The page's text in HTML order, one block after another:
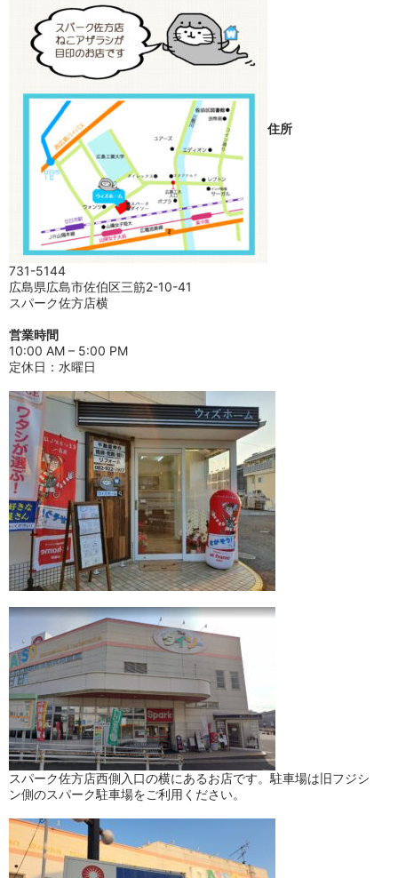
住所
731-5144
広島県広島市佐伯区三筋2-10-41
スパーク佐方店横
営業時間
10:00 AM – 5:00 PM
定休日：水曜日
スパーク佐方店西側入口の横にあるお店です。駐車場は旧フジシ
ン側のスパーク駐車場をご利用ください。